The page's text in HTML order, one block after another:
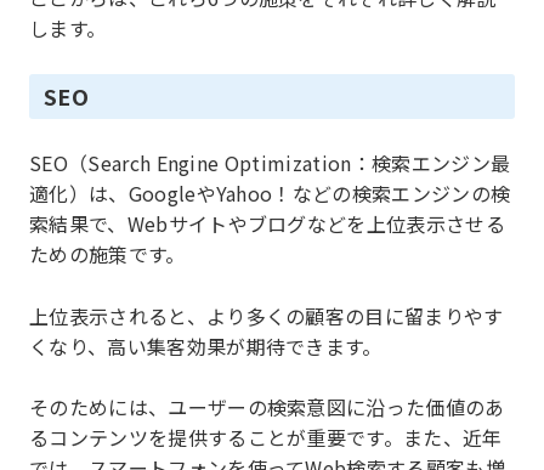
します。
SEO
SEO（Search Engine Optimization：検索エンジン最
適化）は、GoogleやYahoo！などの検索エンジンの検
索結果で、Webサイトやブログなどを上位表示させる
ための施策です。
上位表示されると、より多くの顧客の目に留まりやす
くなり、高い集客効果が期待できます。
そのためには、ユーザーの検索意図に沿った価値のあ
るコンテンツを提供することが重要です。また、近年